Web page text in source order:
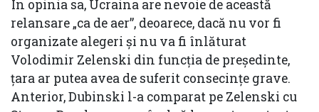
În opinia sa, Ucraina are nevoie de această
relansare „ca de aer”, deoarece, dacă nu vor fi
organizate alegeri și nu va fi înlăturat
Volodimir Zelenski din funcția de președinte,
țara ar putea avea de suferit consecințe grave.
Anterior, Dubinski l-a comparat pe Zelenski cu